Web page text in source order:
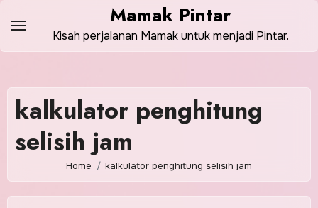
content
Mamak Pintar
Kisah perjalanan Mamak untuk menjadi Pintar.
kalkulator penghitung
selisih jam
Home kalkulator penghitung selisih jam